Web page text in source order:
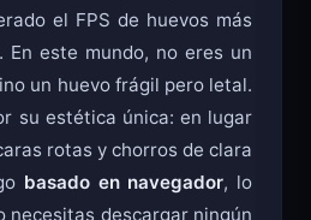
el FPS de huevos más
En este mundo, no eres un
un huevo frágil pero letal.
su estética única: en lugar
rotas y chorros de clara
basado en navegador, lo
necesitas descargar ningún